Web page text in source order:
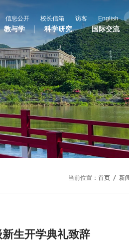
信息公开 校长信箱 访客 English
教与学 科学研究 国际交流
交流
办学
学生
与交流处
外交研究中心
招生就业
招生信息
就业服务
研究生招生
当前位置：首页 新
生开学典礼致辞